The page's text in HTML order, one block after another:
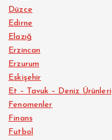
Düzce
Edirne
Elazığ
Erzincan
Erzurum
Eskişehir
Et – Tavuk – Deniz Ürünleri
Fenomenler
Finans
Futbol